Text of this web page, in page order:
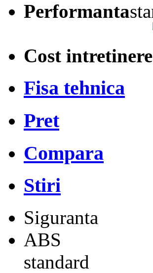
Performanta
Cost intretinere
Fisa tehnica
Pret
Compara
Stiri
Siguranta
ABS
standard